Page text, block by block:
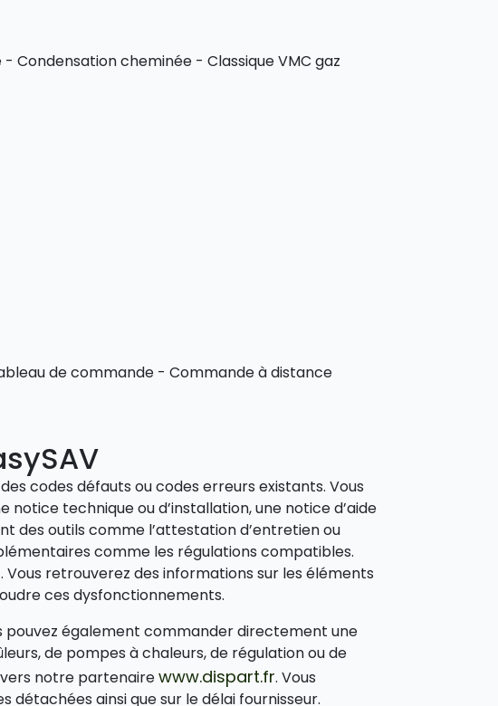
Condensation cheminée - Classique VMC gaz
de commande - Commande à distance
codes défauts ou codes erreurs existants. Vous
technique ou d’installation, une notice d’aide
des outils comme l’attestation d’entretien ou
comme les régulations compatibles.
retrouverez des informations sur les éléments
ces dysfonctionnements.
pouvez également commander directement une
de pompes à chaleurs, de régulation ou de
vers notre partenairewww.dispart.fr. Vous
ainsi que sur le délai fournisseur.